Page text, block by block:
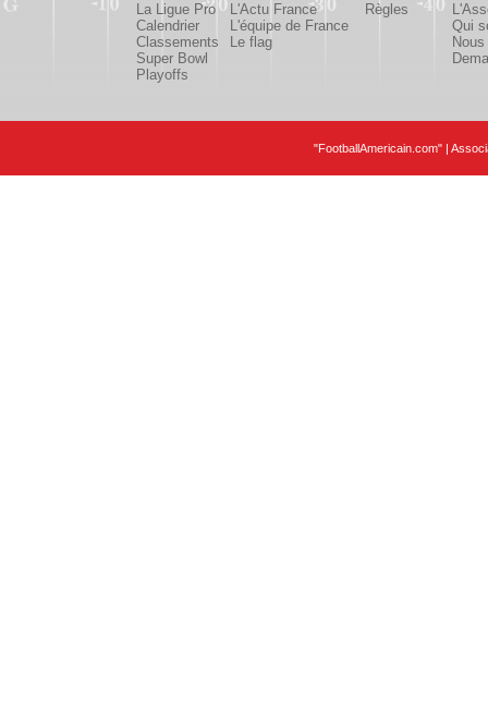
La Ligue Pro
Calendrier
Classements
Super Bowl
Playoffs
L'Actu France
L'équipe de France
Le flag
Règles
Qui
"FootballAmericain.com" |